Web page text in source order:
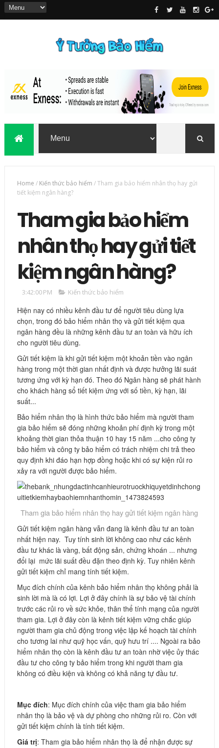
Home / Kiến thức bảo hiểm /Tham gia bảo hiểm nhân thọ hay gửi
tiết kiệm ngân hàng?
Tham gia bảo hiểm
nhân thọ hay gửi tiết
kiệm ngân hàng?
3:42:00 PM Kiến thức bảo hiểm
Hiện nay có nhiều kênh đầu tư để người tiêu dùng lựa
chọn, trong đó bảo hiểm nhân thọ và gửi tiết kiệm qua
ngân hàng đều là những kênh đầu tư an toàn và hữu ích
cho người tiêu dùng.
Gửi tiết kiệm là khi gửi tiết kiệm một khoản tiền vào ngân
hàng trong một thời gian nhất định và được hưởng lãi suát
tương ứng với kỳ hạn đó. Theo đó Ngân hàng sẽ phát hành
cho khách hàng sổ tiết kiệm ứng với số tiền, kỳ hạn, lãi
suất...
Bảo hiểm nhân thọ là hình thức bảo hiểm mà người tham
gia bảo hiểm sẽ đóng những khoản phí định kỳ trong một
khoảng thời gian thỏa thuận 10 hay 15 năm ...cho công ty
bảo hiểm và công ty bảo hiểm có trách nhiệm chi trả theo
quy định khi đáo hạn hợp đồng hoặc khi có sự kiện rủi ro
xảy ra với người được bảo hiểm.
Tham gia bảo hiểm nhân thọ hay gửi tiết kiệm ngân hàng
Gửi tiết kiệm ngân hàng vẫn đang là kênh đầu tư an toàn
nhất hiện nay. Tuy tính sinh lời không cao như các kênh
đầu tư khác là vàng, bất động sản, chứng khoán ... nhưng
đổi lại mức lãi suất đều đặn theo định kỳ. Tuy nhiên kênh
gửi tiết kiệm chỉ mang tính tiết kiệm.
Mục đích chính của kênh bảo hiểm nhân thọ không phải là
sinh lời mà là có lợi. Lợi ở đây chính là sự bảo vệ tài chính
trước các rủi ro về sức khỏe, thân thể tính mạng của người
tham gia. Lợi ở đây còn là kênh tiết kiệm vững chắc giúp
người tham gia chủ động trong việc lập kế hoạch tài chính
cho tương lai như quỹ học vấn, quỹ hưu trí .... Ngoài ra bảo
hiểm nhân thọ còn là kênh đầu tư an toàn nhờ việc ủy thác
đầu tư cho công ty bảo hiểm trong khi người tham gia
không có điều kiện và không có khả năng tự đầu tư.
Mục đích: Mục đích chính của việc tham gia bảo hiểm
nhân thọ là bảo vệ và dự phòng cho những rủi ro. Còn với
gửi tiết kiệm chính là tính tiết kiệm.
Giá trị: Tham gia bảo hiểm nhân thọ là để nhận được sự